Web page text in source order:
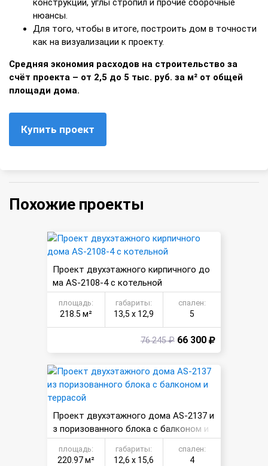
конструкций, углы стропил и прочие сборочные
нюансы.
Для того, чтобы в итоге, построить дом в точности
как на визуализации к проекту.
Средняя экономия расходов на строительство за
счёт проекта – от 2,5 до 5 тыс. руб. за м² от общей
площади дома.
Купить проект
Похожие проекты
Проект двухэтажного кирпичного до
ма AS-2108-4 с котельной
площадь:
218.5 м²
габариты:
13,5 х 12,9
спален:
5
76 245 ₽ 66 300
Проект двухэтажного дома AS-2137 и
з поризованного блока с балконом и
террасой
площадь:
220.97 м²
габариты:
12,6 х 15,6
спален:
4